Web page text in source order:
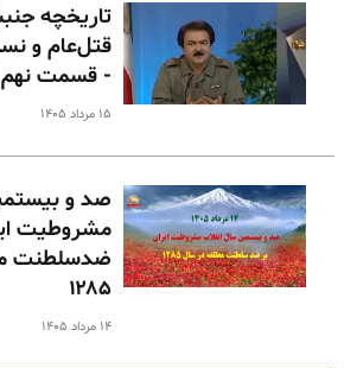
تاریخچه
قتل‌عام و
- قسمت نهم
۱۵ مرداد ۱۴۰۵
صد و
مشروطیت
ضدسلطنت
۱۲۸۵
۱۴ مرداد ۱۴۰۵